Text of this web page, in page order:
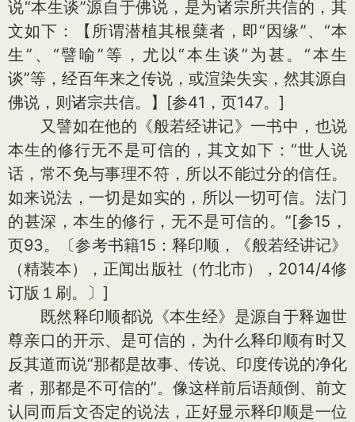
说“本生谈”源自于佛说，是为诸宗所共信的，其
文如下：【所谓潜植其根蘖者，即“因缘”、“本
生”、“譬喻”等，尤以“本生谈”为甚。“本生
谈”等，经百年来之传说，或渲染失实，然其源自
佛说，则诸宗共信。】[参41，页147。]
又譬如在他的《般若经讲记》一书中，也说
本生的修行无不是可信的，其文如下：“世人说
话，常不免与事理不符，所以不能过分的信任。
如来说法，一切是如实的，所以一切可信。法门
的甚深，本生的修行，无不是可信的。”[参15，
页93。〔参考书籍15：释印顺，《般若经讲记》
（精装本），正闻出版社（竹北市），2014/4修
订版１刷。〕]
既然释印顺都说《本生经》是源自于释迦世
尊亲口的开示、是可信的，为什么释印顺有时又
反其道而说“那都是故事、传说、印度传说的净化
者，那都是不可信的”。像这样前后语颠倒、前文
认同而后文否定的说法，正好显示释印顺是一位